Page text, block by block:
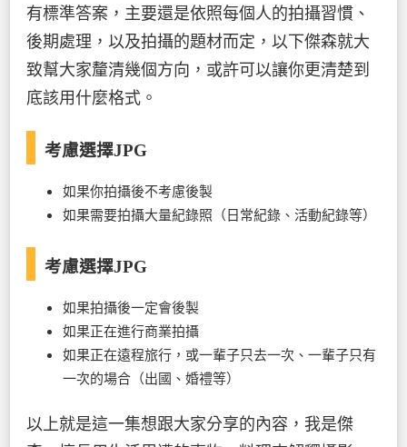
有標準答案，主要還是依照每個人的拍攝習慣、
後期處理，以及拍攝的題材而定，以下傑森就大
致幫大家釐清幾個方向，或許可以讓你更清楚到
底該用什麼格式。
考慮選擇JPG
如果你拍攝後不考慮後製
如果需要拍攝大量紀錄照（日常紀錄、活動紀錄等）
考慮選擇JPG
如果拍攝後一定會後製
如果正在進行商業拍攝
如果正在遠程旅行，或一輩子只去一次、一輩子只有
一次的場合（出國、婚禮等）
以上就是這一集想跟大家分享的內容，我是傑